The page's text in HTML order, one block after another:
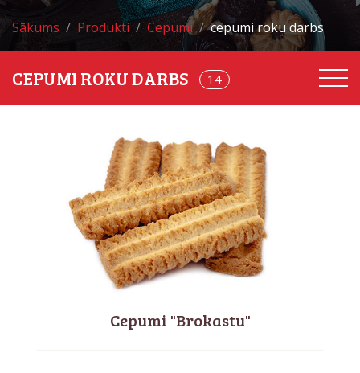
Sākums Produkti Cepumi cepumi roku darbs
68
CEPUMI ROKU DARBS 14
Cepumi "Brokastu"